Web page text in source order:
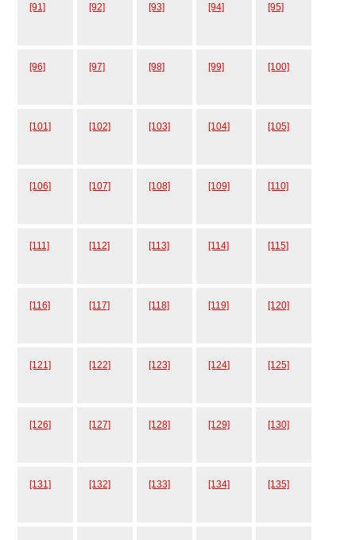
[91] [92] [93] [94] [95]
[96] [97] [98] [99] [100]
[101] [102] [103] [104] [105]
[106] [107] [108] [109] [110]
[111] [112] [113] [114] [115]
[116] [117] [118] [119] [120]
[121] [122] [123] [124] [125]
[126] [127] [128] [129] [130]
[131] [132] [133] [134] [135]